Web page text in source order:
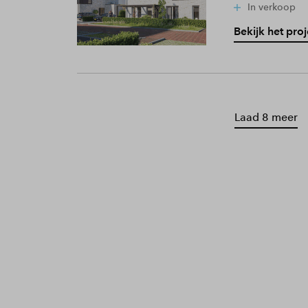
In verkoop
Bekijk het
Laad 8 meer